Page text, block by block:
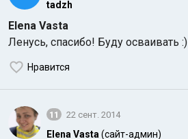
tadzh
Elena Vasta
Ленусь, спасибо! Буду осваивать :)
Нравится
11 22 сент. 2014
Elena Vasta (сайт-админ)